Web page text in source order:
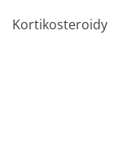
Kortikosteroidy